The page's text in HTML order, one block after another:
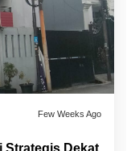
Few Weeks Ago
Strategis Dekat